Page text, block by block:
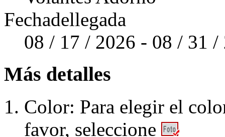
Fechadellegada
08 / 17 / 2026 - 08 / 31 /
Más detalles
Color: Para elegir el
favor, seleccione